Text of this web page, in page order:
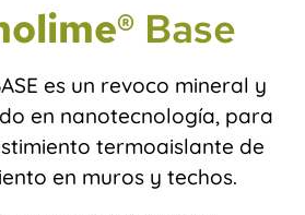
Base
es un revoco mineral y
en nanotecnología, para
termoaislante de
en muros y techos.